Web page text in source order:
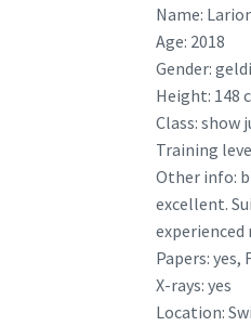
Name:
Age: 2018
Gender:
Height: 148
Class: show
Training
Other info:
excellent.
experienced
Papers: yes,
X-rays: yes
Location: